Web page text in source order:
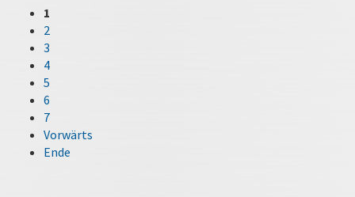
1
2
3
4
5
6
7
Vorwärts
Ende